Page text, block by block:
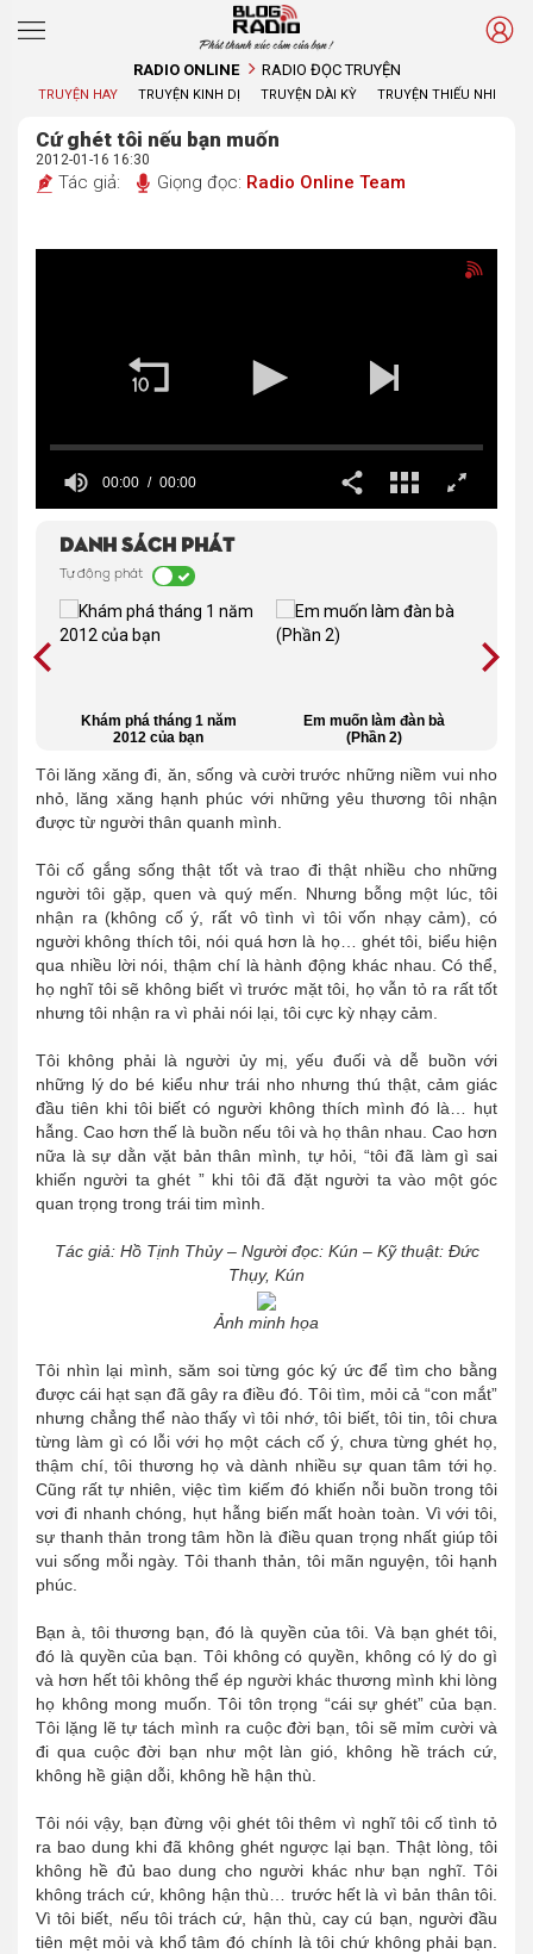
Phát thanh xúc cảm của bạn !
RADIO ONLINE RADIO ĐỌC TRUYỆN
TRUYỆN HAY TRUYỆN KINH DỊ TRUYỆN DÀI KỲ TRUYỆN THIẾU NHI
Cứ ghét tôi nếu bạn muốn
2012-01-16 16:30
Tác giả: Giọng đọc: Radio Online Team
00:00 00:00
Danh sách phát
Tự động phát
Khám phá tháng 1 năm
2012 của bạn
Em muốn làm đàn bà
(Phần 2)
Tôi lăng xăng đi, ăn, sống và cười trước những niềm vui nho
nhỏ, lăng xăng hạnh phúc với những yêu thương tôi nhận
được từ người thân quanh mình.
Tôi cố gắng sống thật tốt và trao đi thật nhiều cho những
người tôi gặp, quen và quý mến. Nhưng bỗng một lúc, tôi
nhận ra (không cố ý, rất vô tình vì tôi vốn nhạy cảm), có
người không thích tôi, nói quá hơn là họ… ghét tôi, biểu hiện
qua nhiều lời nói, thậm chí là hành động khác nhau. Có thể,
họ nghĩ tôi sẽ không biết vì trước mặt tôi, họ vẫn tỏ ra rất tốt
nhưng tôi nhận ra vì phải nói lại, tôi cực kỳ nhạy cảm.
Tôi không phải là người ủy mị, yếu đuối và dễ buồn với
những lý do bé kiểu như trái nho nhưng thú thật, cảm giác
đầu tiên khi tôi biết có người không thích mình đó là… hụt
hẫng. Cao hơn thế là buồn nếu tôi và họ thân nhau. Cao hơn
nữa là sự dằn vặt bản thân mình, tự hỏi, “tôi đã làm gì sai
khiến người ta ghét ” khi tôi đã đặt người ta vào một góc
quan trọng trong trái tim mình.
Tác giả: Hồ Tịnh Thủy – Người đọc: Kún – Kỹ thuật: Đức
Thụy, Kún
Ảnh minh họa
Tôi nhìn lại mình, săm soi từng góc ký ức để tìm cho bằng
được cái hạt sạn đã gây ra điều đó. Tôi tìm, mỏi cả “con mắt”
nhưng chẳng thể nào thấy vì tôi nhớ, tôi biết, tôi tin, tôi chưa
từng làm gì có lỗi với họ một cách cố ý, chưa từng ghét họ,
thậm chí, tôi thương họ và dành nhiều sự quan tâm tới họ.
Cũng rất tự nhiên, việc tìm kiếm đó khiến nỗi buồn trong tôi
vơi đi nhanh chóng, hụt hẫng biến mất hoàn toàn. Vì với tôi,
sự thanh thản trong tâm hồn là điều quan trọng nhất giúp tôi
vui sống mỗi ngày. Tôi thanh thản, tôi mãn nguyện, tôi hạnh
phúc.
Bạn à, tôi thương bạn, đó là quyền của tôi. Và bạn ghét tôi,
đó là quyền của bạn. Tôi không có quyền, không có lý do gì
và hơn hết tôi không thể ép người khác thương mình khi lòng
họ không mong muốn. Tôi tôn trọng “cái sự ghét” của bạn.
Tôi lặng lẽ tự tách mình ra cuộc đời bạn, tôi sẽ mỉm cười và
đi qua cuộc đời bạn như một làn gió, không hề trách cứ,
không hề giận dỗi, không hề hận thù.
Tôi nói vậy, bạn đừng vội ghét tôi thêm vì nghĩ tôi cố tình tỏ
ra bao dung khi đã không ghét ngược lại bạn. Thật lòng, tôi
không hề đủ bao dung cho người khác như bạn nghĩ. Tôi
không trách cứ, không hận thù… trước hết là vì bản thân tôi.
Vì tôi biết, nếu tôi trách cứ, hận thù, cay cú bạn, người đầu
tiên mệt mỏi và khổ tâm đó chính là tôi chứ không phải bạn.